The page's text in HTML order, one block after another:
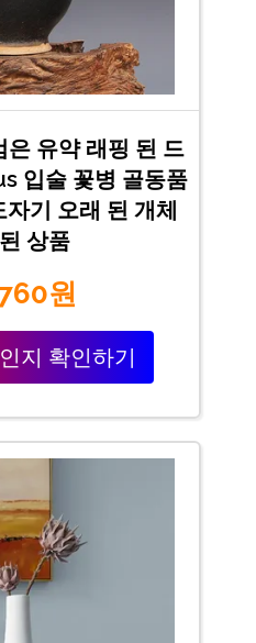
유약 래핑 된 드
입술 꽃병 골동품
기 오래 된 개체
상품
원
지 확인하기